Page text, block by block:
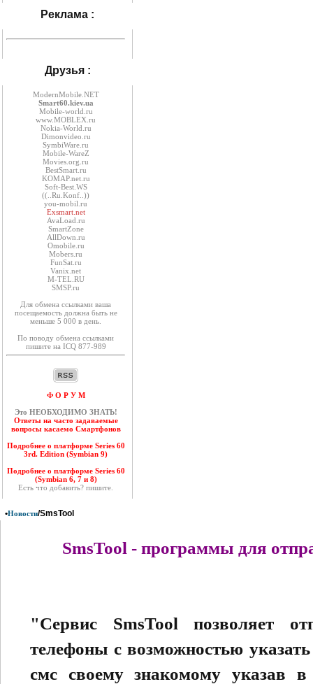
Реклама :
Друзья :
ModernMobile.NET
Smart60.kiev.ua
Mobile-world.ru
www.MOBLEX.ru
Nokia-World.ru
Dimonvideo.ru
SymbiWare.ru
Mobile-WareZ
Movies.org.ru
BestSmart.ru
KOMAP.net.ru
Soft-Best.WS
((..Ru.Konf..))
you-mobil.ru
Exsmart.net
AvaLoad.ru
SmartZone
AllDown.ru
Оmobile.ru
Mobers.ru
FunSat.ru
Vanix.net
M-TEL.RU
SMSP.ru
Для обмена ссылками ваша
посещаемость должна быть не
меньше 5 000 в день.
По поводу обмена ссылками
пишите на ICQ 877-989
Ф О Р У М
Это НЕОБХОДИМО ЗНАТЬ!
Ответы на часто задаваемые
вопросы касаемо Смартфонов
Подробнее о платформе Series 60
3rd. Edition (Symbian 9)
Подробнее о платформе Series 60
(Symbian 6, 7 и 8)
Есть что добавить? пишите.
•Новости/SmsTool
SmsTool - программы для
"Сервис SmsTool позволяет
телефоны с возможностью
смс своему знакомому указав